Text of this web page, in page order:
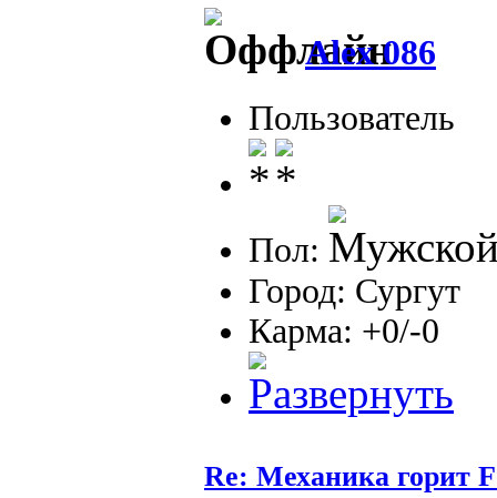
Alex 086
Пользователь
Пол:
Город: Сургут
Карма: +0/-0
Re: Механика горит